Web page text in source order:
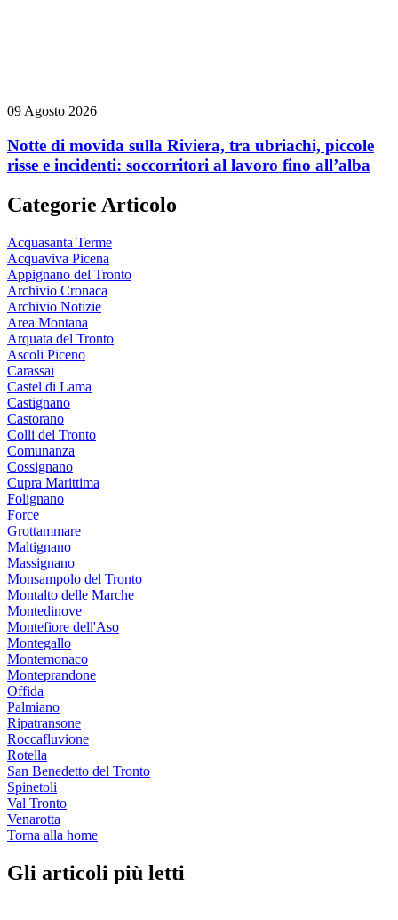
09 Agosto 2026
Notte di movida sulla Riviera, tra ubriachi, piccole
risse e incidenti: soccorritori al lavoro fino all’alba
Categorie Articolo
Acquasanta Terme
Acquaviva Picena
Appignano del Tronto
Archivio Cronaca
Archivio Notizie
Area Montana
Arquata del Tronto
Ascoli Piceno
Carassai
Castel di Lama
Castignano
Castorano
Colli del Tronto
Comunanza
Cossignano
Cupra Marittima
Folignano
Force
Grottammare
Maltignano
Massignano
Monsampolo del Tronto
Montalto delle Marche
Montedinove
Montefiore dell'Aso
Montegallo
Montemonaco
Monteprandone
Offida
Palmiano
Ripatransone
Roccafluvione
Rotella
San Benedetto del Tronto
Spinetoli
Val Tronto
Venarotta
Torna alla home
Gli articoli più letti